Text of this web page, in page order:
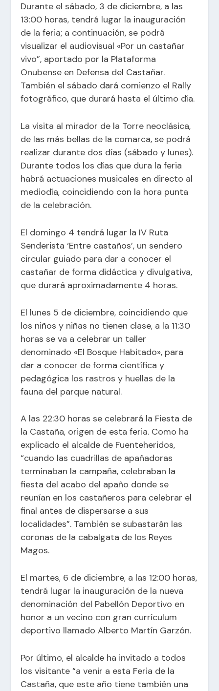
Durante el sábado, 3 de diciembre, a las
13:00 horas, tendrá lugar la inauguración
de la feria; a continuación, se podrá
visualizar el audiovisual «Por un castañar
vivo”, aportado por la Plataforma
Onubense en Defensa del Castañar.
También el sábado dará comienzo el Rally
fotográfico, que durará hasta el último día.
La visita al mirador de la Torre neoclásica,
de las más bellas de la comarca, se podrá
realizar durante dos días (sábado y lunes).
Durante todos los días que dura la feria
habrá actuaciones musicales en directo al
mediodía, coincidiendo con la hora punta
de la celebración.
El domingo 4 tendrá lugar la IV Ruta
Senderista ‘Entre castaños’, un sendero
circular guiado para dar a conocer el
castañar de forma didáctica y divulgativa,
que durará aproximadamente 4 horas.
El lunes 5 de diciembre, coincidiendo que
los niños y niñas no tienen clase, a la 11:30
horas se va a celebrar un taller
denominado «El Bosque Habitado», para
dar a conocer de forma científica y
pedagógica los rastros y huellas de la
fauna del parque natural.
A las 22:30 horas se celebrará la Fiesta de
la Castaña, origen de esta feria. Como ha
explicado el alcalde de Fuenteheridos,
“cuando las cuadrillas de apañadoras
terminaban la campaña, celebraban la
fiesta del acabo del apaño donde se
reunían en los castañeros para celebrar el
final antes de dispersarse a sus
localidades”. También se subastarán las
coronas de la cabalgata de los Reyes
Magos.
El martes, 6 de diciembre, a las 12:00 horas,
tendrá lugar la inauguración de la nueva
denominación del Pabellón Deportivo en
honor a un vecino con gran currículum
deportivo llamado Alberto Martín Garzón.
Por último, el alcalde ha invitado a todos
los visitante “a venir a esta Feria de la
Castaña, que este año tiene también una